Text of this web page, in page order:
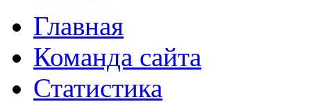
Главная
Команда сайта
Статистика